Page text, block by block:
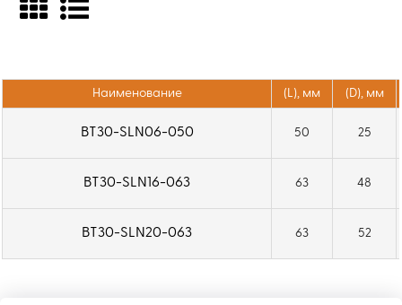
инструмента с цилиндрическим
обрабатывающих центрах. Фиксация
осуществляется одним прижимным винтом
с шестигранной головкой. Для установки в
шпиндель используется штревельный болт
M12 (приобретается отдельно). Подача СОЖ
— через центральное отверстие (тип AD).
Наименование (L), мм (D), мм
BT30-SLN06-050 50 25
BT30-SLN16-063 63 48
BT30-SLN20-063 63 52